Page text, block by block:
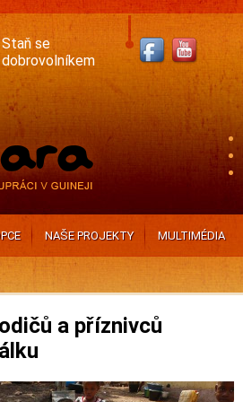
Staň se
dobrovolníkem
NAŠE PROJEKTY MULTIMÉDIA
a příznivců